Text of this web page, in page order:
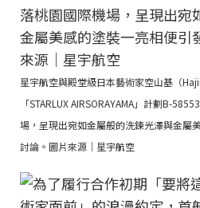
星宇航空與殿堂級日本藝術家空山基（
「STARLUX AIRSORAYAMA」計劃B-
場，呈現出宛如金屬般的洗鍊光澤與金屬
討論。圖片來源｜星宇航空